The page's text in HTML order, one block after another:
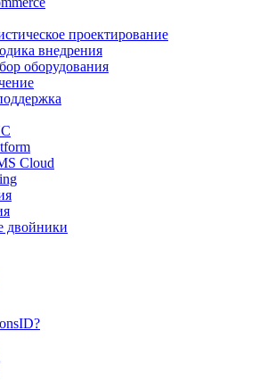
проектирование
внедрения
оборудования
Cloud
двойники